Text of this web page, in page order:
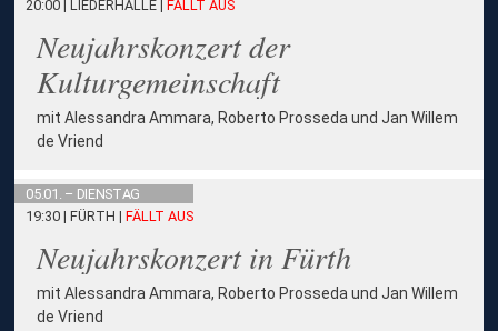
20:00 | LIEDERHALLE|FÄLLT AUS
Neujahrskonzert der
Kulturgemeinschaft
mit Alessandra Ammara, Roberto Prosseda und Jan Willem
de Vriend
05.01. – DIENSTAG
19:30 | FÜRTH|FÄLLT AUS
Neujahrskonzert in Fürth
mit Alessandra Ammara, Roberto Prosseda und Jan Willem
de Vriend